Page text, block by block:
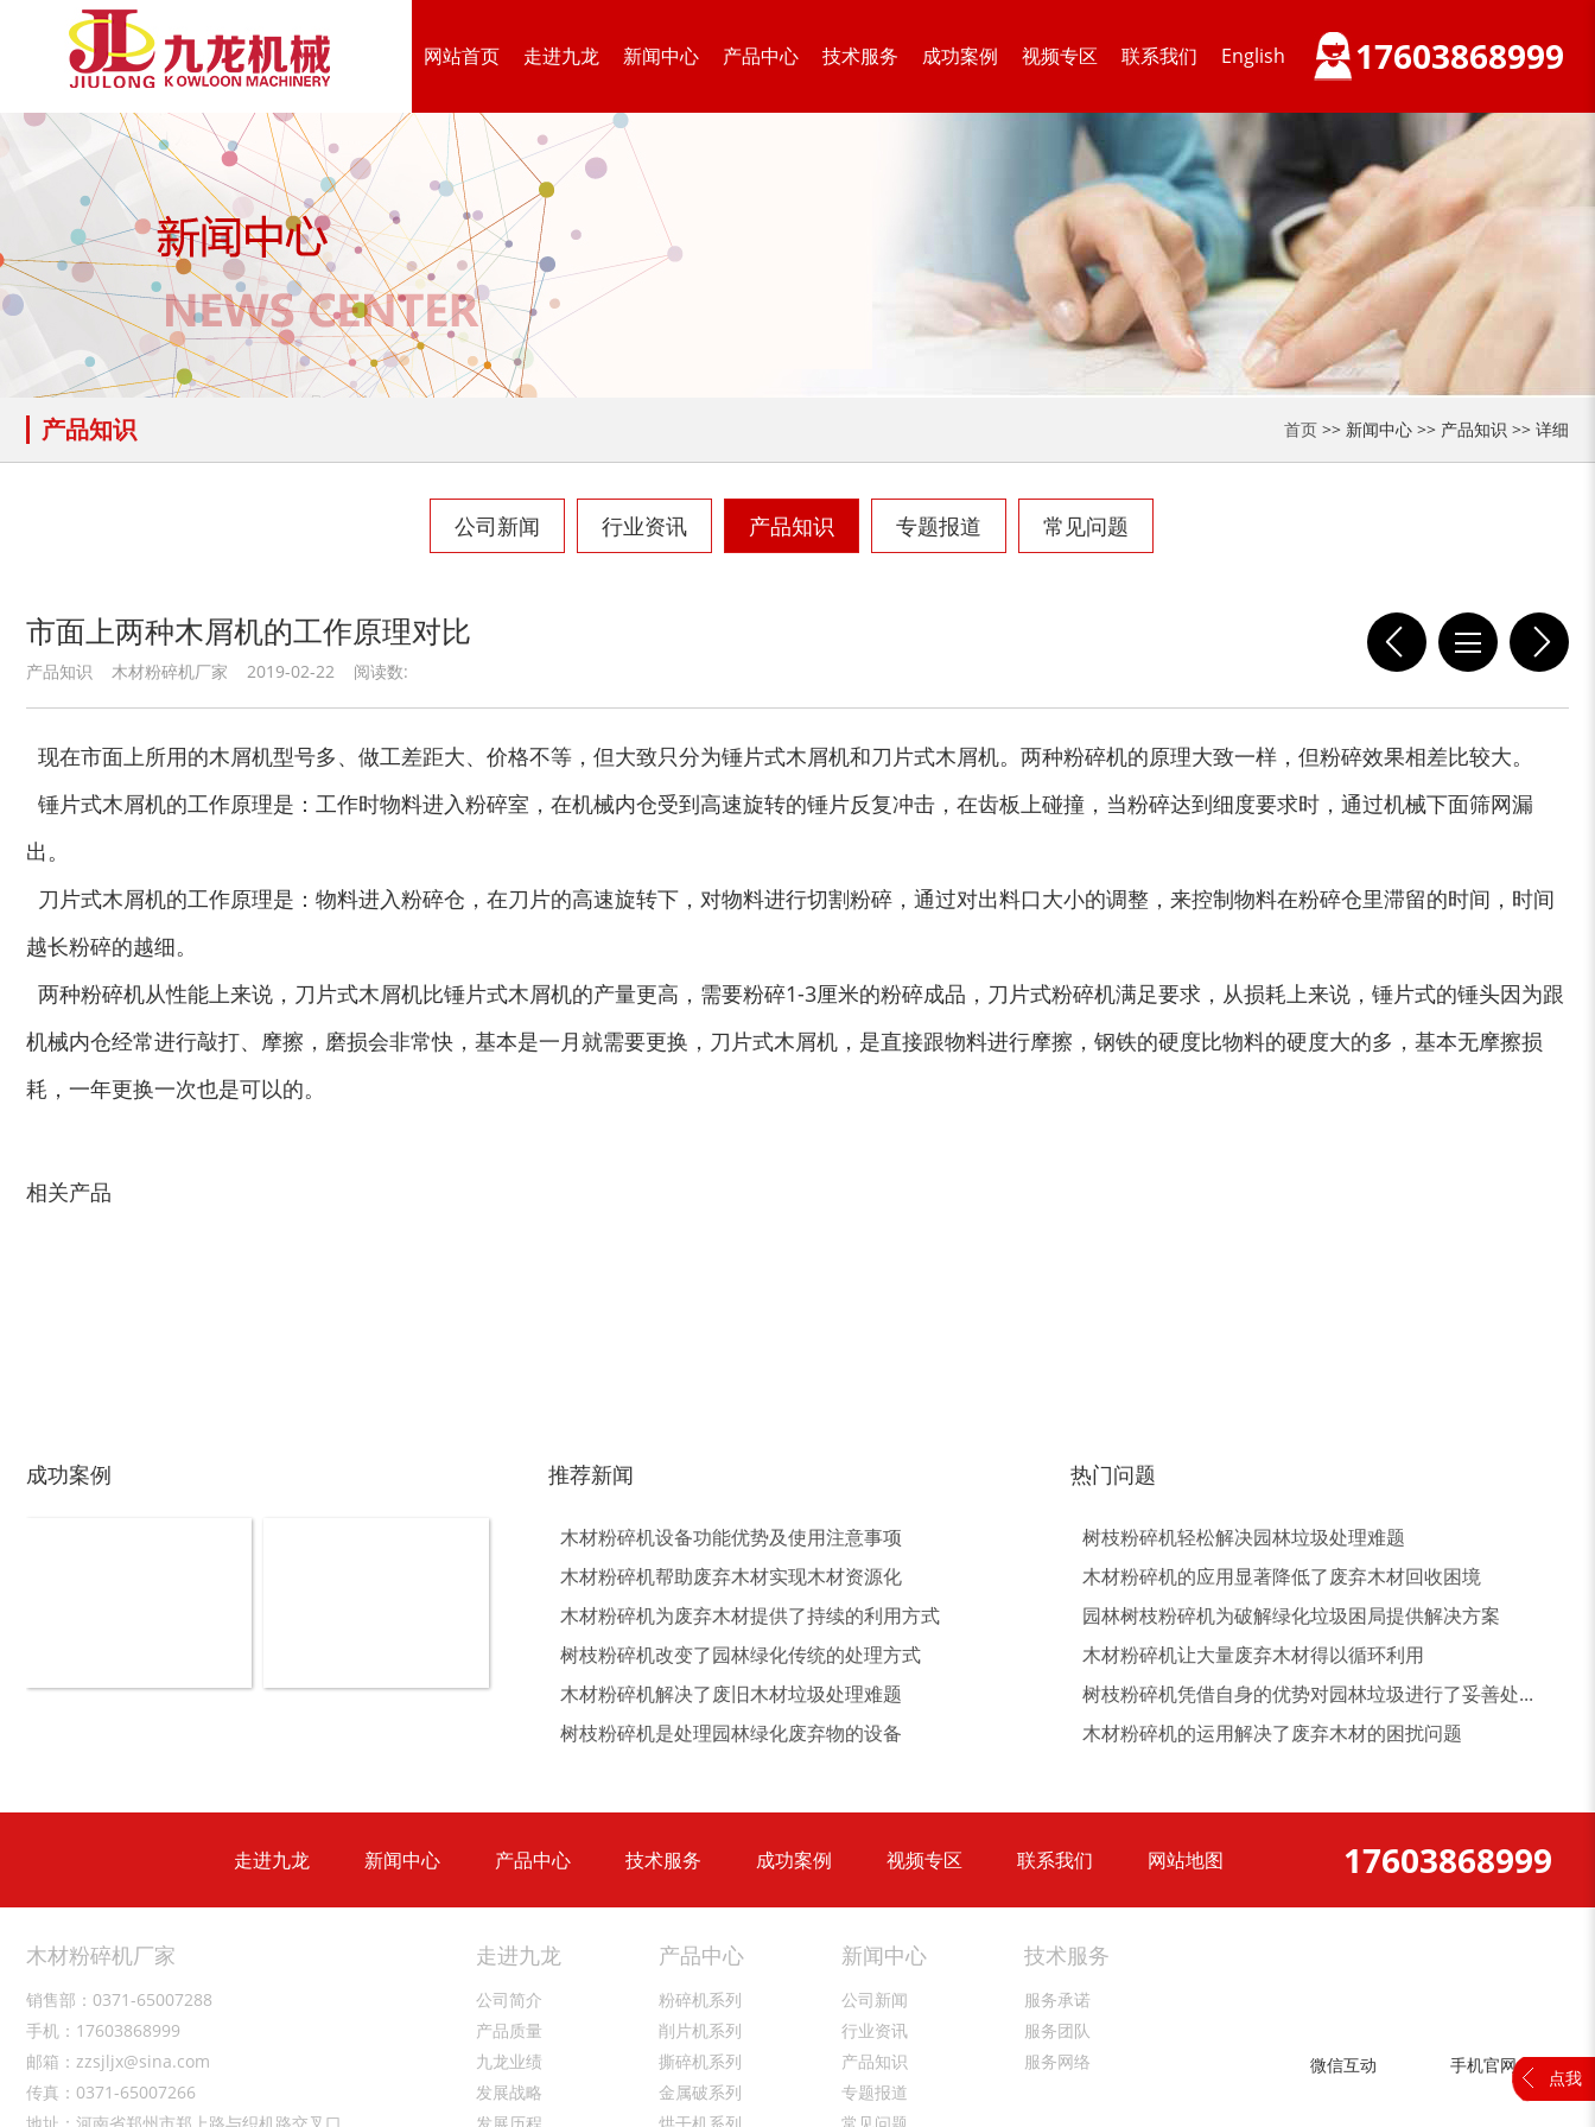
网站首页 走进九龙 新闻中心 产品中心 技术服务 成功案例 视频专区 联系我们 English 17603868999
产品知识 首页 >> 新闻中心 >> 产品知识 >> 详细
公司新闻 行业资讯 产品知识 专题报道 常见问题
市面上两种木屑机的工作原理对比
产品知识 木材粉碎机厂家 2019-02-22 阅读数:
现在市面上所用的木屑机型号多、做工差距大、价格不等，但大致只分为锤片式木屑机和刀片式木屑机。两种粉碎机的原理大致一样，但粉碎效果相差比较大。
锤片式木屑机的工作原理是：工作时物料进入粉碎室，在机械内仓受到高速旋转的锤片反复冲击，在齿板上碰撞，当粉碎达到细度要求时，通过机械下面筛网漏
出。
刀片式木屑机的工作原理是：物料进入粉碎仓，在刀片的高速旋转下，对物料进行切割粉碎，通过对出料口大小的调整，来控制物料在粉碎仓里滞留的时间，时间
越长粉碎的越细。
两种粉碎机从性能上来说，刀片式木屑机比锤片式木屑机的产量更高，需要粉碎1-3厘米的粉碎成品，刀片式粉碎机满足要求，从损耗上来说，锤片式的锤头因为跟
机械内仓经常进行敲打、摩擦，磨损会非常快，基本是一月就需要更换，刀片式木屑机，是直接跟物料进行摩擦，钢铁的硬度比物料的硬度大的多，基本无摩擦损
耗，一年更换一次也是可以的。
相关产品
废纸破碎机 双轴撕碎机 树枝粉碎机 切枝机 玉米秸秆粉碎机
木材撕碎机 RDF燃料生产设备 木材削片机 金属破碎机
轮胎粉碎机 废钢破碎机 模板破碎机 装修垃圾处理设备...
陈腐垃圾处理设备... 建筑垃圾处理设备... 金属压块破碎机 塑料粉碎机 小型撕碎机 稻草秸秆撕碎机
秸秆沼气处理设备...
猪粪烘干机 鸡粪烘干机 树皮烘干机
生物质秸秆破碎机...
生活垃圾破碎机 大型秸秆粉碎机 废旧轮胎胶粉设备...
成功案例 推荐新闻
木材粉碎机设备功能优势及使用注意事项
木材粉碎机帮助废弃木材实现木材资源化
木材粉碎机为废弃木材提供了持续的利用方式
树枝粉碎机改变了园林绿化传统的处理方式
木材粉碎机解决了废旧木材垃圾处理难题
树枝粉碎机是处理园林绿化废弃物的设备
热门问题
树枝粉碎机轻松解决园林垃圾处理难题
木材粉碎机的应用显著降低了废弃木材回收困境
园林树枝粉碎机为破解绿化垃圾困局提供解决方案
木材粉碎机让大量废弃木材得以循环利用
树枝粉碎机凭借自身的优势对园林垃圾进行了妥善处...
木材粉碎机的运用解决了废弃木材的困扰问题
走进九龙 新闻中心 产品中心 技术服务 成功案例 视频专区 联系我们 网站地图 17603868999
木材粉碎机厂家
销售部：0371-65007288
手机：17603868999
邮箱：zzsjljx@sina.com
传真：0371-65007266
走进九龙
公司简介
产品质量
九龙业绩
发展战略
产品中心
粉碎机系列
削片机系列
撕碎机系列
金属破系列
新闻中心
公司新闻
行业资讯
产品知识
专题报道
技术服务
服务承诺
服务团队
服务网络
微信互动 手机官网
点我